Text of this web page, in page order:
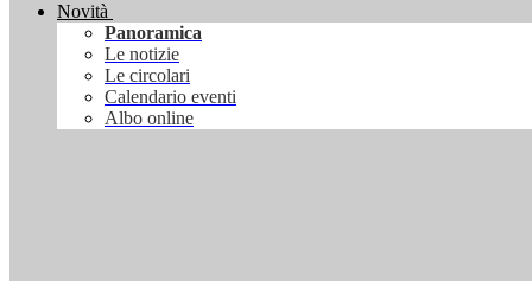
Novità
Panoramica
Le notizie
Le circolari
Calendario eventi
Albo online